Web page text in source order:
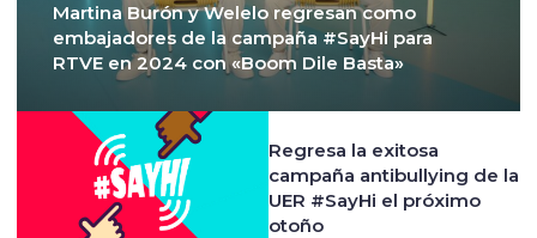
Martina Burón y Welelo regresan como
embajadores de la campaña #SayHi para
RTVE en 2024 con «Boom Dile Basta»
Regresa la exitosa
campaña antibullying de la
UER #SayHi el próximo
otoño